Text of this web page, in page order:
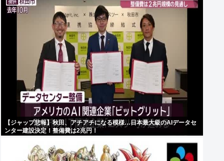
【ジャップ悲報】秋田、アチアチになる模様…日本最大級のAIデータセ
ンター建設決定！整備費は2兆円！